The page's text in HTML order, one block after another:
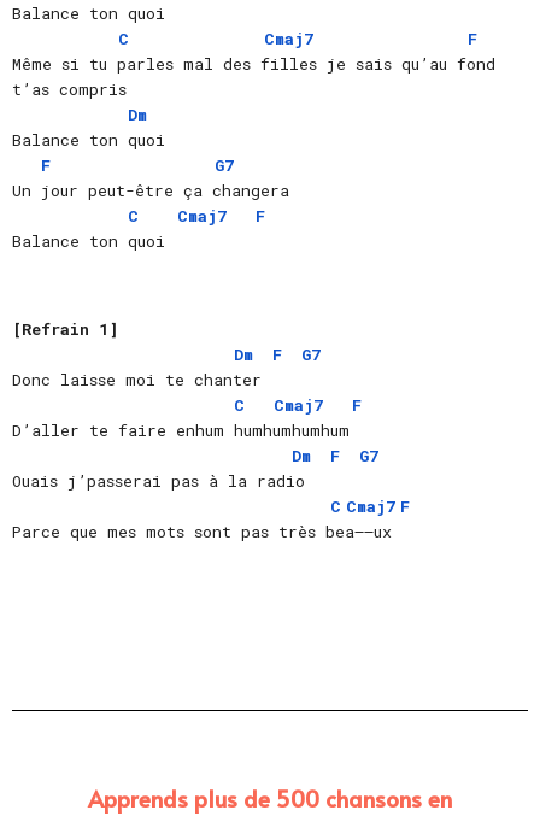
Balance ton quoi
C
Cmaj7
F
Même si tu parles mal des filles je sais qu’au fond
t’as compris
Dm
Balance ton quoi
F
G7
Un jour peut-être ça changera
C
Cmaj7
F
Balance ton quoi
[Refrain 1]
Dm
F
G7
Donc laisse moi te chanter
C
Cmaj7
F
D’aller te faire enhum humhumhumhum
Dm
F
G7
Ouais j’passerai pas à la radio
C Cmaj7 F
Parce que mes mots sont pas très bea—–ux
Apprends plus de 500 chansons en